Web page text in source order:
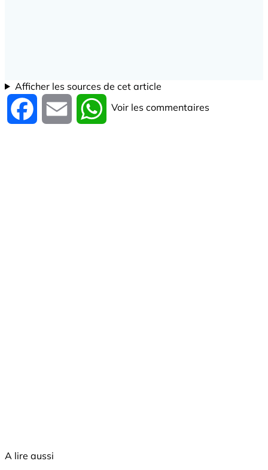
Afficher les sources de cet article
Facebook Email WhatsApp
Voir les commentaires
A lire aussi